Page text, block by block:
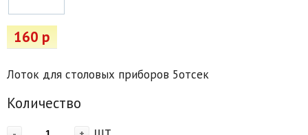
160 р
Лоток для столовых приборов 5отсек
Количество